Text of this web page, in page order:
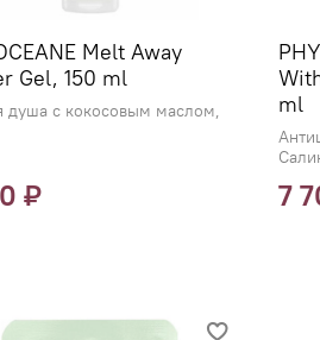
Melt Away
Gel, 150 ml
душа с кокосовым маслом,
₽
ml
7